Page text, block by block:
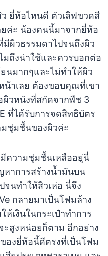
ยี่ห้อไหนดี ตัวเลิฟขวดสี
ค่ะ น้องคนนี้มาจากยี่ห้อ
ผิวธรรมดาไปจนถึงผิว
มถึงน่าใช้และควรบอกต่อ
นมากๆและไม่ทำให้ผิว
น้าเลย ต้องขอบคุณที่เขา
ผิวหนังที่สกัดจากพืช 3
ที่ได้รับการจดสิทธิบัตร
มชุ่มชื้นของผิวค่ะ
ความชุ่มชื้นเหลืออยู่นี่
หาการสร้างน้ำมันบน
นทำให้สิวเห่อ นี่จึง
กลายมาเป็นโฟมล้าง
ห้เงินในกระเป๋าทำการ
สูงหน่อยก็ตาม อีกอย่าง
องยี่ห้อนี้ดีตรงที่เป็นโฟม